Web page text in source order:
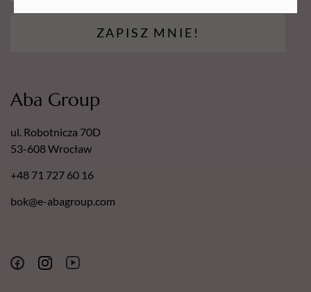
ZAPISZ MNIE!
Aba Group
ul. Robotnicza 70D
53-608 Wrocław
+48 71 727 60 16
bok@e-abagroup.com